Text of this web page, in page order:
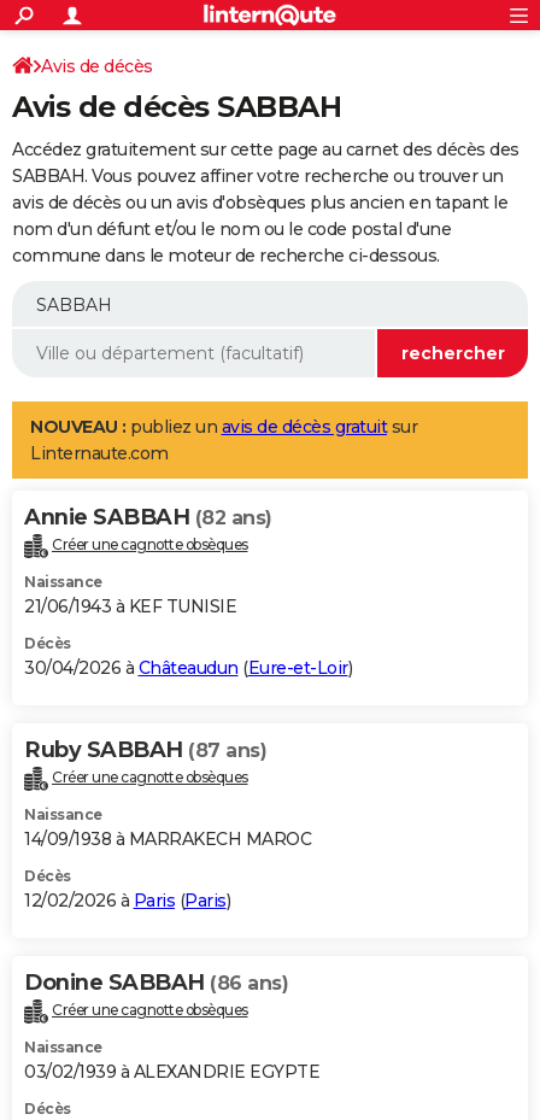
ACTUALITÉS
Politique
Société
Faits Divers
Education
Monde
Villes
+
SPORT
Coupe du monde 2026
Football
Tennis
Cyclisme
Rugby
Forum
Programme TV
TNT
Streaming
Cinéma
Sorties cinéma
Musique
+
FINANCE
Retraite
Epargne
Immobilier
Risques naturels par ville
Banque
Assurance
AUTO
Essais
Réserver un essai
Citadines
Berlines
SUV
Forum auto
+
Mobiles
Meilleur smartphone
Internet
Ordinateurs
Jeux vidéo
Guide high-tech
Aménagement intérieur
LIFESTYLE
Art de vivre
Bien-être
Loisirs
Mode
Modes de vie
Alimentation
Guide de la santé
Maladies
Médicaments
Sommeil
VOYAGE
Destinations
City break
Voyage nature
Voyage de noces
Forum
Climat
+PHOTO
GUIDES D'ACHAT
BONS PLANS
Carte de Noël
Carte Bonne année
Carte Saint-Valentin
Carte Pâques
Carte d'anniversaire
DICTIONNAIRE
Dictionnaire
Biographies
Citations
Expressions
Proverbes
PROGRAMME TV
S'inscrire
Se connecter
Lycées
Collèges
Primaires
Universités
Entreprises
Service militaire
Avis de recherche
AVIS DE DÉCÈS
Bricolage
Lifestyle
Culture
Sport
Auto
Television
Voyage
Cinema
Avis de décès
Avis de décès SABBAH
Accédez gratuitement sur cette page au carnet des décès des
SABBAH. Vous pouvez affiner votre recherche ou trouver un
avis de décès ou un avis d'obsèques plus ancien en tapant le
nom d'un défunt et/ou le nom ou le code postal d'une
commune dans le moteur de recherche ci-dessous.
NOUVEAU : publiez un avis de décès gratuitsur
Linternaute.com
Annie SABBAH (82 ans)
Créer une cagnotte obsèques
Naissance
21/06/1943 à KEF TUNISIE
Décès
30/04/2026 à Châteaudun (Eure-et-Loir)
Ruby SABBAH (87 ans)
Créer une cagnotte obsèques
Naissance
14/09/1938 à MARRAKECH MAROC
Décès
12/02/2026 à Paris (Paris)
Donine SABBAH (86 ans)
Créer une cagnotte obsèques
Naissance
03/02/1939 à ALEXANDRIE EGYPTE
Décès